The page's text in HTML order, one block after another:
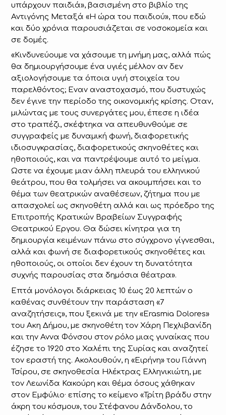
υπάρχουν παιδιά», βασισμένη στο βιβλίο της
Αντιγόνης Μεταξά «Η ώρα του παιδιού», που εδώ
και δύο χρόνια παρουσιάζεται σε νοσοκομεία και
σε δομές.
«Κινδυνεύουμε να χάσουμε τη μνήμη μας, αλλά πώς
θα δημιουργήσουμε ένα υγιές μέλλον αν δεν
αξιολογήσουμε τα όποια υγιή στοιχεία του
παρελθόντος; Εναν αναστοχασμό, που δυστυχώς
δεν έγινε την περίοδο της οικονομικής κρίσης. Οταν,
μιλώντας με τους συνεργάτες μου, έπεσε η ιδέα
στο τραπέζι, σκέφτηκα να απευθυνθούμε σε
συγγραφείς με δυναμική φωνή, διαφορετικής
ιδιοσυγκρασίας, διαφορετικούς σκηνοθέτες και
ηθοποιούς, και να παντρέψουμε αυτό το μείγμα.
Ωστε να έχουμε μιαν άλλη πλευρά του ελληνικού
θεάτρου, που θα τολμήσει να ακουμπήσει και το
θέμα των θεατρικών αναθέσεων, ζήτημα που με
απασχολεί ως σκηνοθέτη αλλά και ως πρόεδρο της
Επιτροπής Κρατικών Βραβείων Συγγραφής
Θεατρικού Εργου. Θα δώσει κίνητρα για τη
δημιουργία κειμένων πάνω στο σύγχρονο γίγνεσθαι,
αλλά και φωνή σε διαφορετικούς σκηνοθέτες και
ηθοποιούς, οι οποίοι δεν έχουν τη δυνατότητα
συχνής παρουσίας στα δημόσια θέατρα».
Επτά μονόλογοι διάρκειας 10 έως 20 λεπτών ο
καθένας συνθέτουν την παράσταση «7
αναζητήσεις», που ξεκινά με την «Erasmia Dolores»
του Ακη Δήμου, με σκηνοθέτη τον Χάρη Πεχλιβανίδη
και την Αννα Φόνσου στον ρόλο μιας γυναίκας που
έζησε το 1920 στο Χαλέπι της Συρίας και αναζητεί
τον εραστή της. Ακολουθούν, η «Ειρήνη» του Γιάννη
Τσίρου, σε σκηνοθεσία Ηλέκτρας Ελληνικιώτη, με
τον Λεωνίδα Κακούρη και θέμα όσους χάθηκαν
στον Εμφύλιο· επίσης το κείμενο «Τρίτη βράδυ στην
άκρη του κόσμου», του Στέφανου Δάνδολου, το